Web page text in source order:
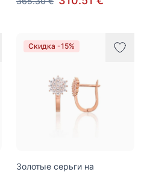
Скидка -15%
Золотые серьги на